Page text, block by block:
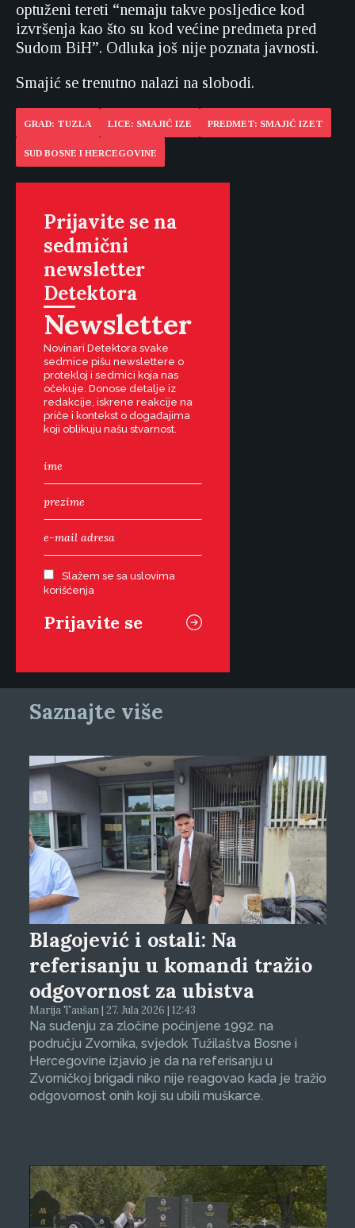
optuženi tereti “nemaju takve posljedice kod
izvršenja kao što su kod većine predmeta pred
Sudom BiH”. Odluka još nije poznata javnosti.
Smajić se trenutno nalazi na slobodi.
GRAD: TUZLA LICE: SMAJIĆ IZE PREDMET: SMAJIĆ IZET
SUD BOSNE I HERCEGOVINE
Prijavite se na
sedmični
newsletter
Detektora
Newsletter
Novinari Detektora svake
sedmice pišu newslettere o
protekloj i sedmici koja nas
očekuje. Donose detalje iz
redakcije, iskrene reakcije na
priče i kontekst o događajima
koji oblikuju našu stvarnost.
Slažem se sa uslovima
korišćenja
Saznajte više
Blagojević i ostali: Na
referisanju u komandi tražio
odgovornost za ubistva
Marija Taušan | 27. Jula 2026 | 12:43
Na suđenju za zločine počinjene 1992. na
području Zvornika, svjedok Tužilaštva Bosne i
Hercegovine izjavio je da na referisanju u
Zvorničkoj brigadi niko nije reagovao kada je tražio
odgovornost onih koji su ubili muškarce.